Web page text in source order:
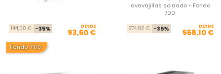
Precio base
144,00 € -35% Precio
DESDE
93,60 €
lavavajillas soldado - Fondo
700
874,00 € -35% DESDE
568,10 €
Fondo 700